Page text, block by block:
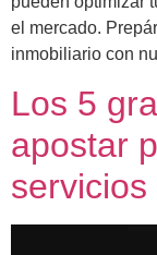
el mercado.
inmobiliario con
Los 5
apostar
servicios